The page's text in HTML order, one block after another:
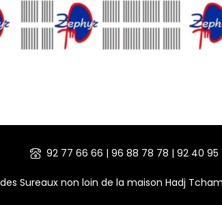
92 77 66 66 | 96 88 78 78 | 92 40 95
des Sureaux non loin de la maison Hadj